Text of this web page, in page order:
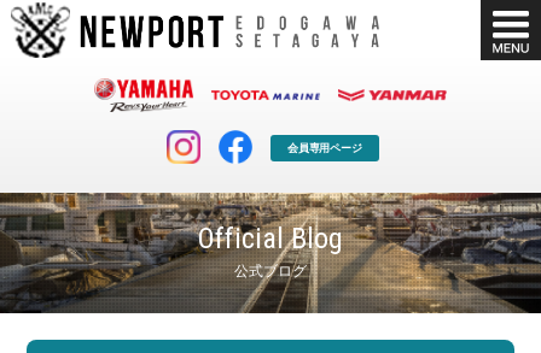
会員専用ページ
Official Blog
公式ブログ
マリンクラブ ボート販売